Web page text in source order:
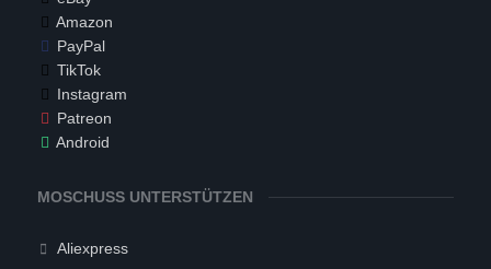
Amazon
PayPal
TikTok
Instagram
Patreon
Android
MOSCHUSS UNTERSTÜTZEN
Aliexpress